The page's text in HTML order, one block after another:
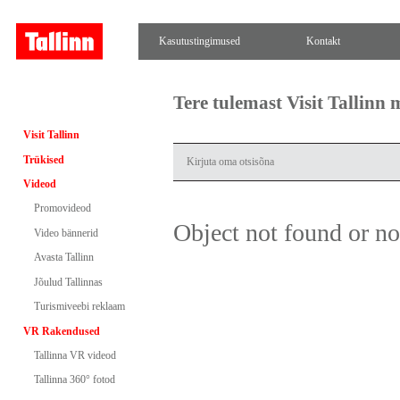
Kasutustingimused Kontakt
Visit Tallinn
Trükised
Videod
Promovideod
Video bännerid
Avasta Tallinn
Jõulud Tallinnas
Turismiveebi reklaam
VR Rakendused
Tallinna VR videod
Tallinna 360° fotod
Tere tulemast Visit Tallinn
Object not found or